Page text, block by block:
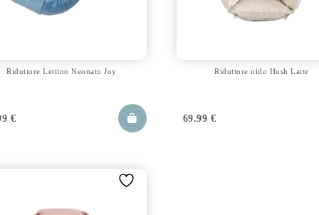
Riduttore Lettino Neonato Joy
€
Riduttore nido Hush Latte
69.99 €